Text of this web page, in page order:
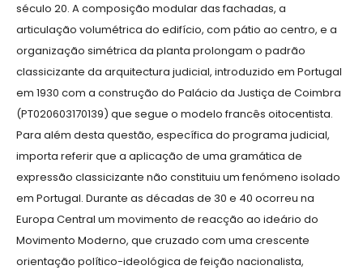
século 20. A composição modular das fachadas, a
articulação volumétrica do edifício, com pátio ao centro, e a
organização simétrica da planta prolongam o padrão
classicizante da arquitectura judicial, introduzido em Portugal
em 1930 com a construção do Palácio da Justiça de Coimbra
(PT020603170139) que segue o modelo francês oitocentista.
Para além desta questão, específica do programa judicial,
importa referir que a aplicação de uma gramática de
expressão classicizante não constituiu um fenómeno isolado
em Portugal. Durante as décadas de 30 e 40 ocorreu na
Europa Central um movimento de reacção ao ideário do
Movimento Moderno, que cruzado com uma crescente
orientação político-ideológica de feição nacionalista,